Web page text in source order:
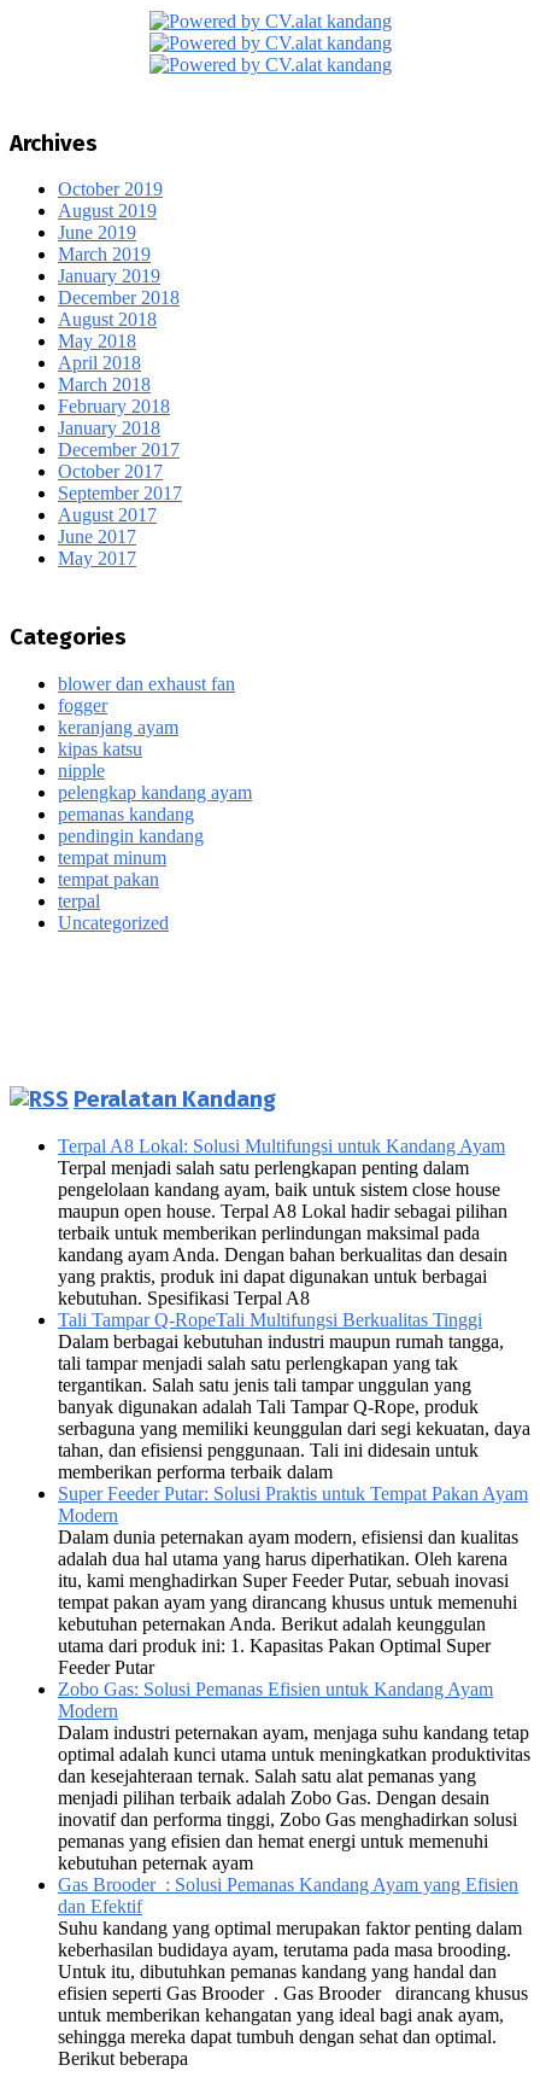
Archives
October 2019
August 2019
June 2019
March 2019
January 2019
December 2018
August 2018
May 2018
April 2018
March 2018
February 2018
January 2018
December 2017
October 2017
September 2017
August 2017
June 2017
May 2017
Categories
blower dan exhaust fan
fogger
keranjang ayam
kipas katsu
nipple
pelengkap kandang ayam
pemanas kandang
pendingin kandang
tempat minum
tempat pakan
terpal
Uncategorized
Peralatan Kandang
Terpal A8 Lokal: Solusi Multifungsi untuk Kandang Ayam
Terpal menjadi salah satu perlengkapan penting dalam
pengelolaan kandang ayam, baik untuk sistem close house
maupun open house. Terpal A8 Lokal hadir sebagai pilihan
terbaik untuk memberikan perlindungan maksimal pada
kandang ayam Anda. Dengan bahan berkualitas dan desain
yang praktis, produk ini dapat digunakan untuk berbagai
kebutuhan. Spesifikasi Terpal A8
Tali Tampar Q-RopeTali Multifungsi Berkualitas Tinggi
Dalam berbagai kebutuhan industri maupun rumah tangga,
tali tampar menjadi salah satu perlengkapan yang tak
tergantikan. Salah satu jenis tali tampar unggulan yang
banyak digunakan adalah Tali Tampar Q-Rope, produk
serbaguna yang memiliki keunggulan dari segi kekuatan, daya
tahan, dan efisiensi penggunaan. Tali ini didesain untuk
memberikan performa terbaik dalam
Super Feeder Putar: Solusi Praktis untuk Tempat Pakan Ayam
Modern
Dalam dunia peternakan ayam modern, efisiensi dan kualitas
adalah dua hal utama yang harus diperhatikan. Oleh karena
itu, kami menghadirkan Super Feeder Putar, sebuah inovasi
tempat pakan ayam yang dirancang khusus untuk memenuhi
kebutuhan peternakan Anda. Berikut adalah keunggulan
utama dari produk ini: 1. Kapasitas Pakan Optimal Super
Feeder Putar
Zobo Gas: Solusi Pemanas Efisien untuk Kandang Ayam
Modern
Dalam industri peternakan ayam, menjaga suhu kandang tetap
optimal adalah kunci utama untuk meningkatkan produktivitas
dan kesejahteraan ternak. Salah satu alat pemanas yang
menjadi pilihan terbaik adalah Zobo Gas. Dengan desain
inovatif dan performa tinggi, Zobo Gas menghadirkan solusi
pemanas yang efisien dan hemat energi untuk memenuhi
kebutuhan peternak ayam
Gas Brooder : Solusi Pemanas Kandang Ayam yang Efisien
dan Efektif
Suhu kandang yang optimal merupakan faktor penting dalam
keberhasilan budidaya ayam, terutama pada masa brooding.
Untuk itu, dibutuhkan pemanas kandang yang handal dan
efisien seperti Gas Brooder . Gas Brooder dirancang khusus
untuk memberikan kehangatan yang ideal bagi anak ayam,
sehingga mereka dapat tumbuh dengan sehat dan optimal.
Berikut beberapa